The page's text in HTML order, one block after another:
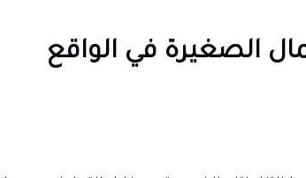
الصغيرة في الواقع